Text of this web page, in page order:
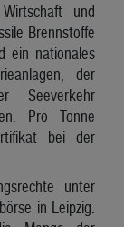
und
Brennstoffe
ein nationales
der
Seeverkehr
Pro Tonne
bei der
unter
in Leipzig.